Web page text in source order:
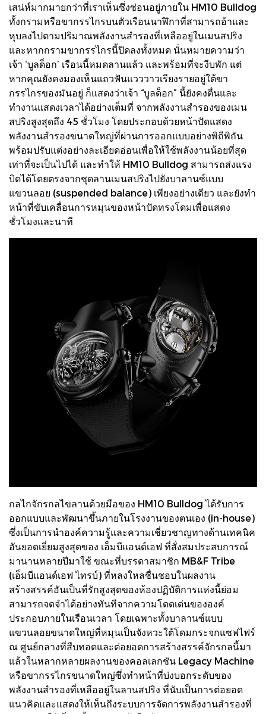
เสน่ห์มากมายกว่าที่เราเห็นซึ่งซ่อนอยู่ภายใน HM10 Bulldog
ทั้งกรามหรือขากรรไกรบนตัวเรือนนาฬิกาที่สามารถอ้าและ
หุบลงไปตามปริมาณพลังงานสำรองที่เหลืออยู่ในเมนสปริง
และหากกรามขากรรไกรนี้ปิดลงทั้งหมด นั่นหมายความว่า
เจ้า ‘บูลด็อก’ เรือนนี้หมดลานแล้ว และพร้อมที่จะงีบพัก แต่
หากคุณยังคงมองเห็นแถวฟันแวววาวเรียงรายอยู่ใต้ขา
กรรไกรของมันอยู่ ก็แสดงว่าเจ้า “บูลด็อก” นี้ยังคงตื่นและ
ทำงานแสดงเวลาได้อย่างเต็มที่ จากพลังงานสำรองของเมน
สปริงสูงสุดถึง 45 ชั่วโมง โดยประกอบด้วยหน้าปัดแสดง
พลังงานสำรองขนาดใหญ่ที่ผ่านการออกแบบอย่างพิถีพิถัน
พร้อมปรับแต่งอย่างละเอียดอ่อนเพื่อให้ใช้พลังงานน้อยที่สุด
เท่าที่จะเป็นไปได้ และทำให้ HM10 Bulldog สามารถส่งแรง
บิดได้โดยตรงจากชุดลานเมนสปริงไปยังบาลานซ์แบบ
แขวนลอย (suspended balance) เพียงอย่างเดียว และยังทำ
หน้าที่ขับเคลื่อนการหมุนของหน้าปัดทรงโดมเพื่อแสดง
ชั่วโมงและนาที
กลไกจักรกลไขลานด้วยมือของ HM10 Bulldog ได้รับการ
ออกแบบและพัฒนาขึ้นภายในโรงงานของตนเอง (in-house)
ซึ่งเป็นการนำองค์ความรู้และความเชี่ยวชาญทางด้านเทคนิค
อันยอดเยี่ยมสูงสุดของ เอ็มบีแอนด์เอฟ ที่สั่งสมประสบการณ์
มานานหลายปีมาใช้ ขณะที่บรรดาสมาชิก MB&F Tribe
(เอ็มบีแอนด์เอฟ ไทรบ์) ที่หลงใหลชื่นชอบในผลงาน
สร้างสรรค์อันเป็นที่รักสูงสุดของห้องปฏิบัติการแห่งนี้ย่อม
สามารถจดจำได้อย่างทันทีจากความโดดเด่นขององค์
ประกอบภายในเรือนเวลา โดยเฉพาะทั้งบาลานซ์แบบ
แขวนลอยขนาดใหญ่ที่หมุนเป็นจังหวะใต้โดมกระจกแซฟไฟร์
ณ ศูนย์กลางที่สืบทอดและต่อยอดการสร้างสรรค์จักรกลนี้มา
แล้วในหลากหลายผลงานของคอลเลกชัน Legacy Machine
หรือขากรรไกรขนาดใหญ่ซึ่งทำหน้าที่บ่งบอกระดับของ
พลังงานสำรองที่เหลืออยู่ในลานสปริง ที่นับเป็นการต่อยอด
แนวคิดและแสดงให้เห็นถึงระบบการจัดการพลังงานสำรองที่